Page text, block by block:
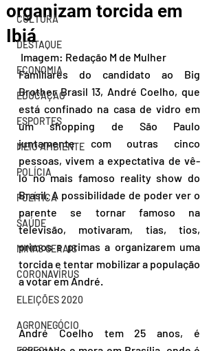
CULTURA
DESTAQUE
ECONOMIA
EDUCAÇÃO
ESPORTES
MEIO AMBIENTE
POLÍCIA
POLÍTICA
SAÚDE
MINAS GERAIS
CORONAVÍRUS
ELEIÇÕES 2020
AGRONEGÓCIO
organizam torcida em
Ibiá
Imagem: Redação M de Mulher
Familiares do candidato ao Big
Brother Brasil 13, André Coelho, que
está confinado na casa de vidro em
um shopping de São Paulo
juntamente com outras cinco
pessoas, vivem a expectativa de vê-
lo no mais famoso reality show do
Brasil. A possibilidade de poder ver o
parente se tornar famoso na
televisão, motivaram, tias, tios,
primos e primas a organizarem uma
torcida e tentar mobilizar a população
a votar em André.
André Coelho tem 25 anos, é